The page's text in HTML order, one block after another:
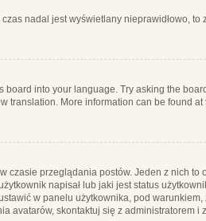
nadal jest wyświetlany nieprawidłowo, to
into your language. Try asking the
translation. More information can be found
przeglądania postów. Jeden z nich to
napisał lub jaki jest status
w panelu użytkownika, pod warunkiem,
avatarów, skontaktuj się z administratorem i